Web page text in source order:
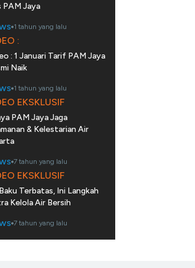
PAM Jaya
1 tahun yang lalu
:
: 1 Januari Tarif PAM Jaya
Naik
1 tahun yang lalu
EKSKLUSIF
PAM Jaya Jaga
& Kelestarian Air
7 tahun yang lalu
EKSKLUSIF
Terbatas, Ini Langkah
Kelola Air Bersih
7 tahun yang lalu